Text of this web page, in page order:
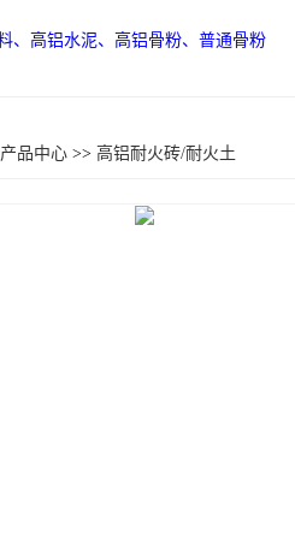
产品中心 >> 高铝耐火砖/耐火土